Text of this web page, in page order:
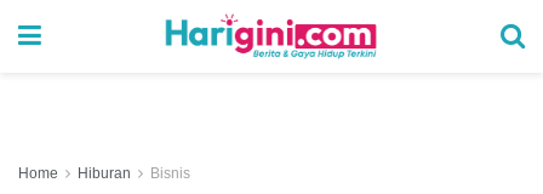
Home Hiburan Bisnis